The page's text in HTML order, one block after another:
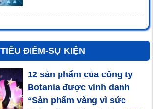
TIÊU ĐIỂM-SỰ KIỆN
12 sản phẩm của công ty
Botania được vinh danh
“Sản phẩm vàng vì sức